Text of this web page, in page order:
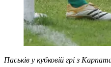
Паськів у кубковій грі з